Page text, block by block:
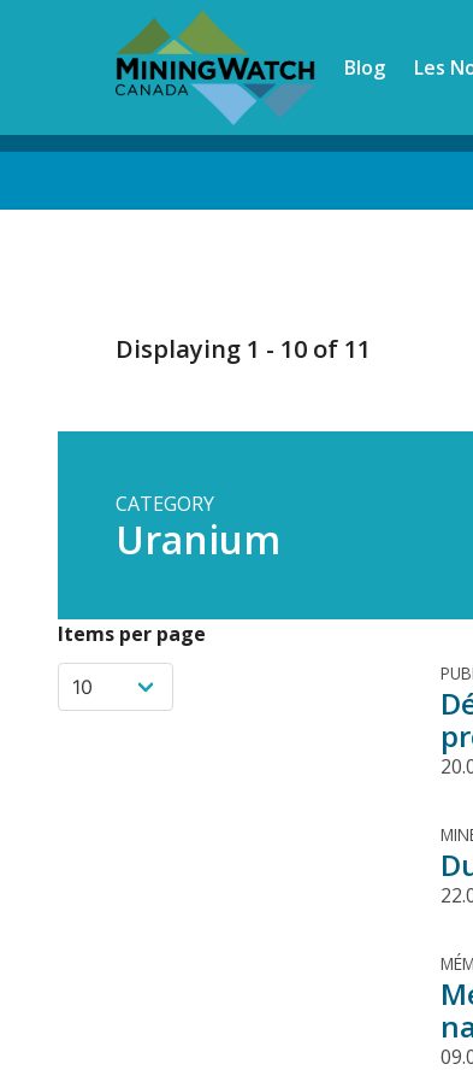
Blog Les
Displaying 1 - 10 of 11
CATEGORY
Uranium
Items per page